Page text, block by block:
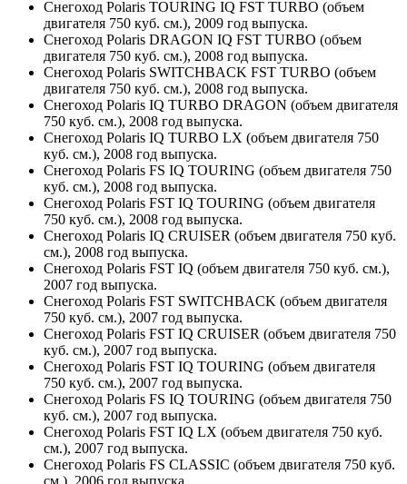
Снегоход Polaris TOURING IQ FST TURBO (объем
двигателя 750 куб. см.), 2009 год выпуска.
Снегоход Polaris DRAGON IQ FST TURBO (объем
двигателя 750 куб. см.), 2008 год выпуска.
Снегоход Polaris SWITCHBACK FST TURBO (объем
двигателя 750 куб. см.), 2008 год выпуска.
Снегоход Polaris IQ TURBO DRAGON (объем двигателя
750 куб. см.), 2008 год выпуска.
Снегоход Polaris IQ TURBO LX (объем двигателя 750
куб. см.), 2008 год выпуска.
Снегоход Polaris FS IQ TOURING (объем двигателя 750
куб. см.), 2008 год выпуска.
Снегоход Polaris FST IQ TOURING (объем двигателя
750 куб. см.), 2008 год выпуска.
Снегоход Polaris IQ CRUISER (объем двигателя 750 куб.
см.), 2008 год выпуска.
Снегоход Polaris FST IQ (объем двигателя 750 куб. см.),
2007 год выпуска.
Снегоход Polaris FST SWITCHBACK (объем двигателя
750 куб. см.), 2007 год выпуска.
Снегоход Polaris FST IQ CRUISER (объем двигателя 750
куб. см.), 2007 год выпуска.
Снегоход Polaris FST IQ TOURING (объем двигателя
750 куб. см.), 2007 год выпуска.
Снегоход Polaris FS IQ TOURING (объем двигателя 750
куб. см.), 2007 год выпуска.
Снегоход Polaris FST IQ LX (объем двигателя 750 куб.
см.), 2007 год выпуска.
Снегоход Polaris FS CLASSIC (объем двигателя 750 куб.
см.), 2006 год выпуска.